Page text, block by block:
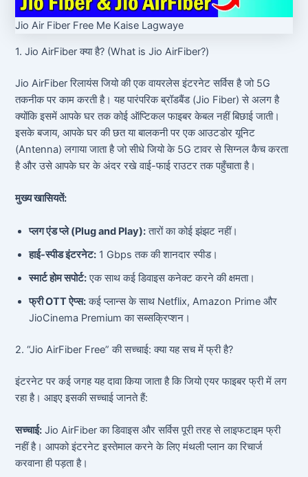
Jio Air Fiber Free Me Kaise Lagwaye
1. Jio AirFiber क्या है? (What is Jio AirFiber?)
Jio AirFiber रिलायंस जियो की एक वायरलेस इंटरनेट सर्विस है जो 5G
तकनीक पर काम करती है। यह पारंपरिक ब्रॉडबैंड (Jio Fiber) से अलग है
क्योंकि इसमें आपके घर तक कोई ऑप्टिकल फाइबर केबल नहीं बिछाई जाती।
इसके बजाय, आपके घर की छत या बालकनी पर एक आउटडोर यूनिट
(Antenna) लगाया जाता है जो सीधे जियो के 5G टावर से सिग्नल कैच करता
है और उसे आपके घर के अंदर रखे वाई-फाई राउटर तक पहुँचाता है।
मुख्य खासियतें:
प्लग एंड प्ले (Plug and Play):तारों का कोई झंझट नहीं।
हाई-स्पीड इंटरनेट: 1 Gbps तक की शानदार स्पीड।
स्मार्ट होम सपोर्ट:एक साथ कई डिवाइस कनेक्ट करने की क्षमता।
फ्री OTT ऐप्स:कई प्लान्स के साथ Netflix, Amazon Prime और
JioCinema Premium का सब्सक्रिप्शन।
2. “Jio AirFiber Free” की सच्चाई: क्या यह सच में फ्री है?
इंटरनेट पर कई जगह यह दावा किया जाता है कि जियो एयर फाइबर फ्री में लग
रहा है। आइए इसकी सच्चाई जानते हैं:
सच्चाई: Jio AirFiber का डिवाइस और सर्विस पूरी तरह से लाइफटाइम फ्री
नहीं है। आपको इंटरनेट इस्तेमाल करने के लिए मंथली प्लान का रिचार्ज
करवाना ही पड़ता है।